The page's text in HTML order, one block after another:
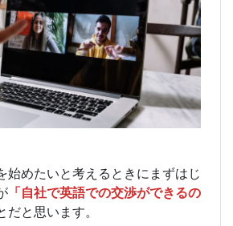
始めたいと考えるときにまずはじ
「自社で英語での交渉ができるの
だと思います。